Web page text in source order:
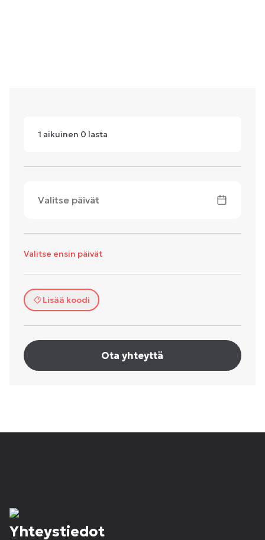
1 aikuinen 0 lasta
Valitse päivät
Valitse ensin päivät
Lisää koodi
Ota yhteyttä
Yhteystiedot